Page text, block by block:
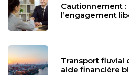
Cautionnement
l’engagement
Transport fluvial
aide financière